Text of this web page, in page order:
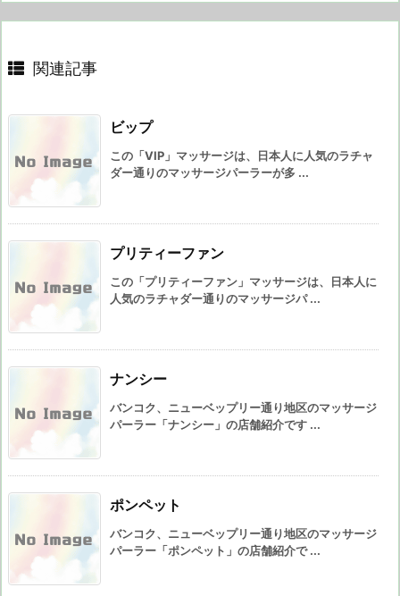
関連記事
ビップ
この「VIP」マッサージは、日本人に人気のラチャ
ダー通りのマッサージパーラーが多 ...
プリティーファン
この「プリティーファン」マッサージは、日本人に
人気のラチャダー通りのマッサージパ ...
ナンシー
バンコク、ニューベップリー通り地区のマッサージ
パーラー「ナンシー」の店舗紹介です ...
ポンペット
バンコク、ニューベップリー通り地区のマッサージ
パーラー「ポンペット」の店舗紹介で ...